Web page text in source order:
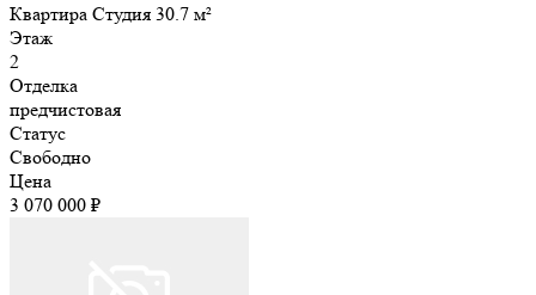
Квартира Студия 30.7 м²
Этаж
2
Отделка
предчистовая
Статус
Свободно
Цена
3 070 000 ₽